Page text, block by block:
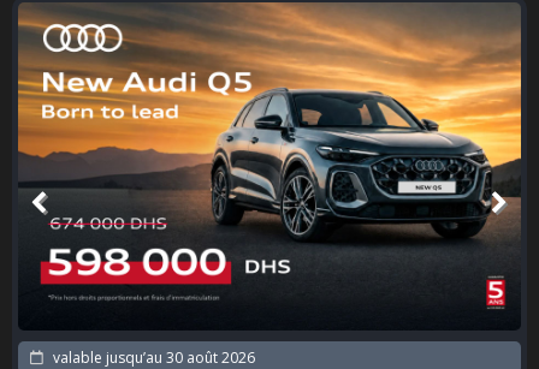
valable jusqu’au 30 août 2026